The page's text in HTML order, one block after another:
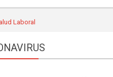
Laboral